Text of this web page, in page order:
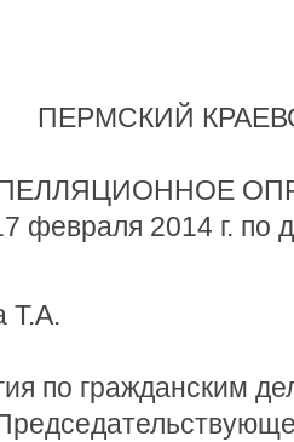
ПЕРМСКИЙ
февраля 2014 г. по
Т.А.
по гражданским